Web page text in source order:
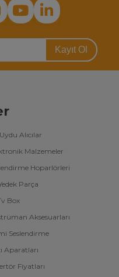
Kayıt Ol
Alıcılar
Malzemeler
Hoparlörleri
Parça
Box
Aksesuarları
Seslendirme
Aparatları
Fiyatları